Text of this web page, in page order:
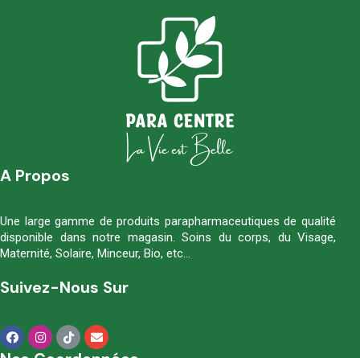
A Propos
Une large gamme de produits parapharmaceutiques de qualité
disponible dans notre magasin. Soins du corps, du Visage,
Maternité, Solaire, Minceur, Bio, etc…
Suivez-Nous Sur